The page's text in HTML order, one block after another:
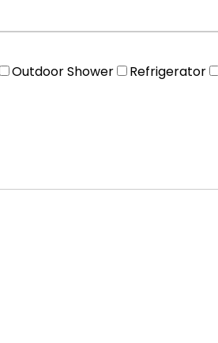
Outdoor Shower Refrigerator